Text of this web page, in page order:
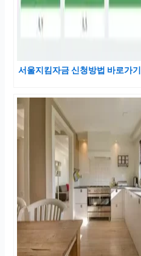
서울지킴자금 신청방법 바로가기